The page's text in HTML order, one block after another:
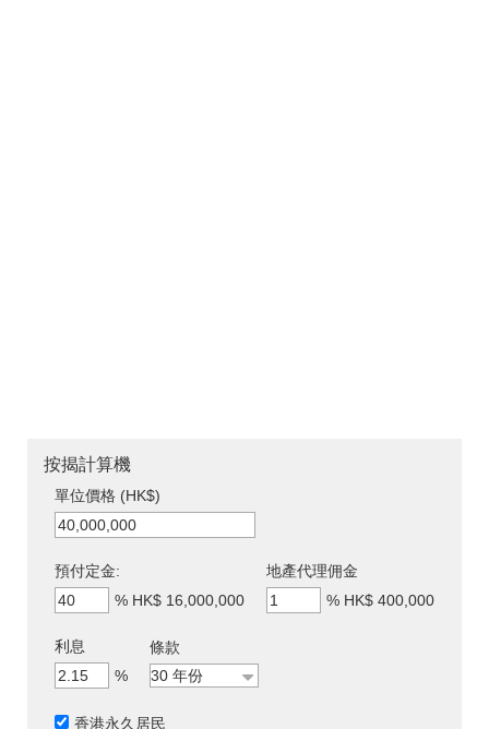
按揭計算機
單位價格 (HK$)
預付定金:
% HK$ 16,000,000
地產代理佣金
% HK$ 400,000
利息
%
條款
香港永久居民